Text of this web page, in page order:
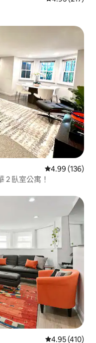
從 136 則評價
4.99 (136)
2 臥室公寓！
從 410 則評價
4.95 (410)